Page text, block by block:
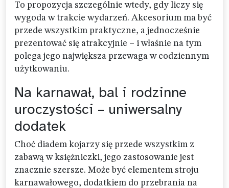
To propozycja szczególnie wtedy, gdy liczy się
wygoda w trakcie wydarzeń. Akcesorium ma być
przede wszystkim praktyczne, a jednocześnie
prezentować się atrakcyjnie – i właśnie na tym
polega jego największa przewaga w codziennym
użytkowaniu.
Na karnawał, bal i rodzinne
uroczystości – uniwersalny
dodatek
Choć diadem kojarzy się przede wszystkim z
zabawą w księżniczki, jego zastosowanie jest
znacznie szersze. Może być elementem stroju
karnawałowego, dodatkiem do przebrania na